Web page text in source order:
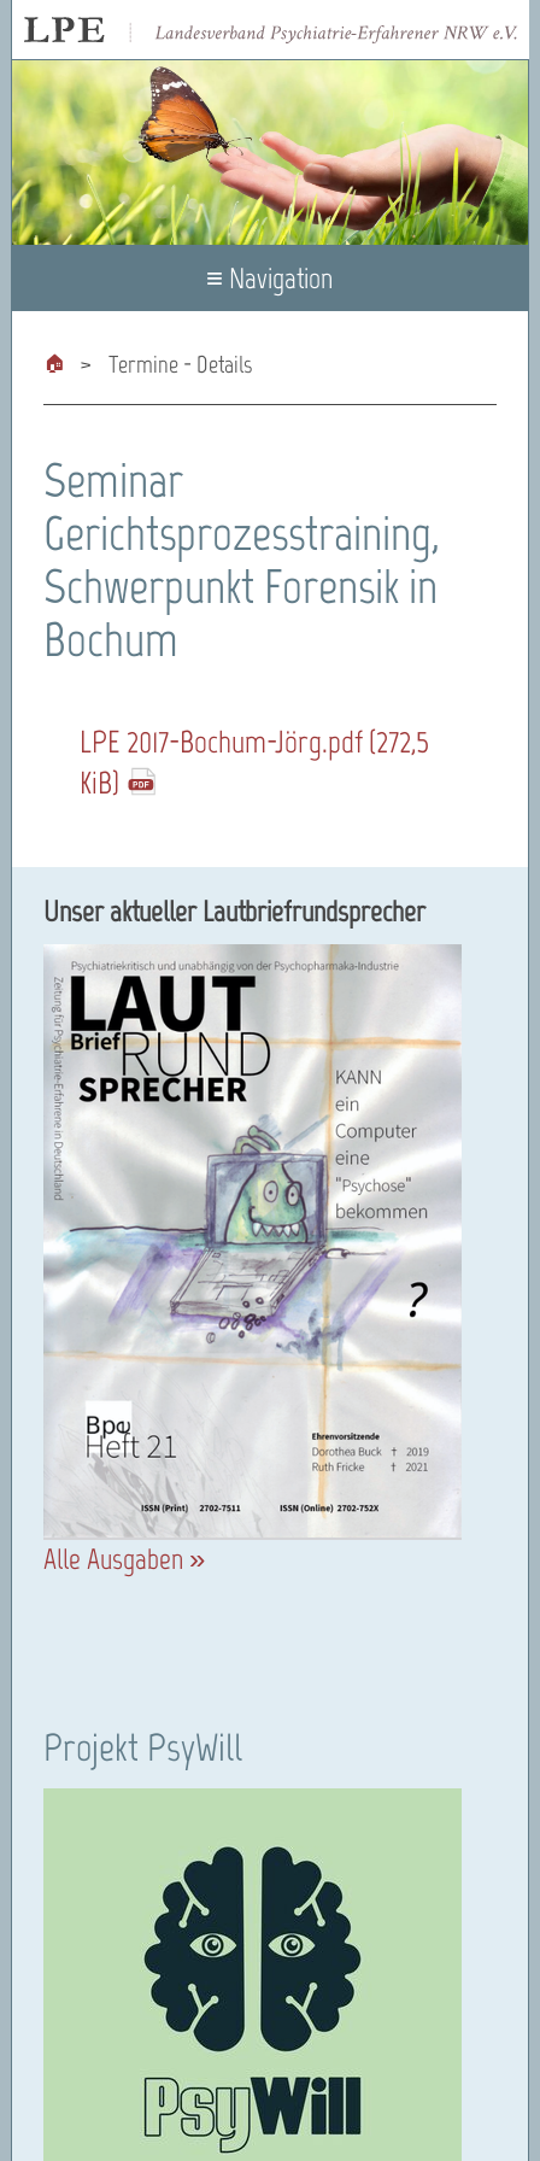
≡ Navigation
Termine - Details
Seminar
Gerichtsprozesstraining,
Schwerpunkt Forensik in
Bochum
LPE 2017-Bochum-Jörg.pdf(272,5
KiB)
Unser aktueller Lautbriefrundsprecher
Alle Ausgaben »
Projekt PsyWill